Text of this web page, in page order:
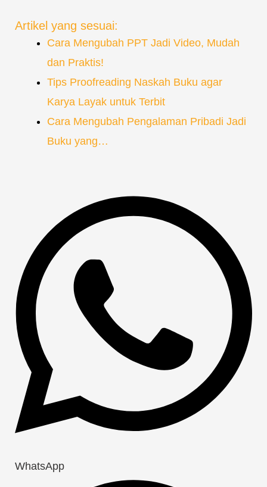
Artikel yang sesuai:
Cara Mengubah PPT Jadi Video, Mudah
dan Praktis!
Tips Proofreading Naskah Buku agar
Karya Layak untuk Terbit
Cara Mengubah Pengalaman Pribadi Jadi
Buku yang…
WhatsApp